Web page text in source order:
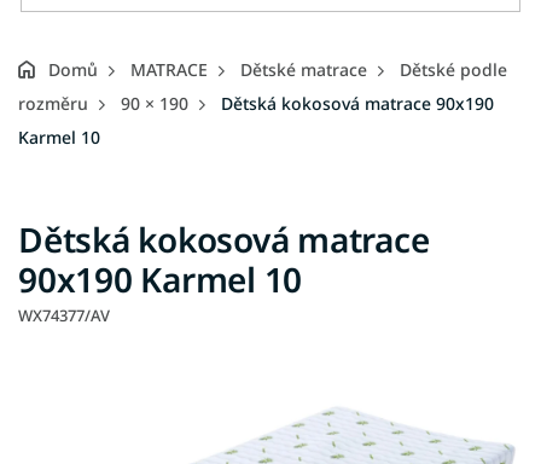
Domů MATRACE Dětské matrace
Dětské podle
rozměru
90 × 190
Dětská kokosová matrace 90x190
Karmel 10
Dětská kokosová matrace
90x190 Karmel 10
WX74377/AV